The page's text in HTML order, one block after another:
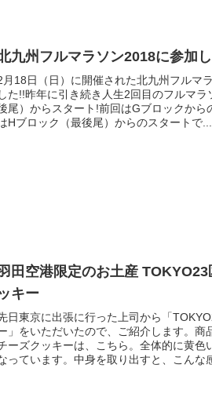
九州フルマラソン2018に参加
月18日（日）に開催された北九州フルマ
した!!昨年に引き続き人生2回目のフルマ
尾）からスタート!前回はGブロックから
Hブロック（最後尾）からのスタートで...
田空港限定のお土産
ッキー
日東京に出張に行った上司から「
」をいただいたので、ご紹介します。商
ーズクッキーは、こちら。全体的に黄色
っています。中身を取り出すと、こんな